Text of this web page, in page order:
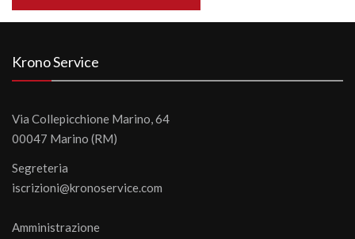
Krono Service
Via Collepicchione Marino, 64
00047 Marino (RM)
Segreteria
iscrizioni@kronoservice.com
Amministrazione